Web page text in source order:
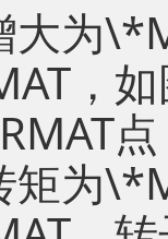
为
，
为